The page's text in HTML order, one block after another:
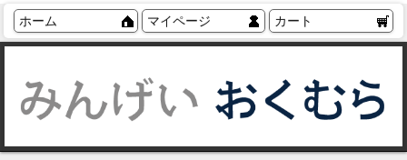
ホーム マイページ カート